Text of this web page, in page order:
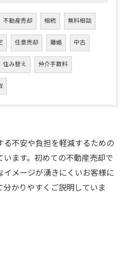
不動産売却 相続 無料相談
任意売却 離婚 中古
住み替え 仲介手数料
不安や負担を軽減するための
ます。初めての不動産売却で
メージが湧きにくいお客様に
かりやすくご説明していま